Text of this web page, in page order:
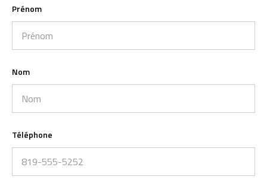
Prénom
Nom
Téléphone